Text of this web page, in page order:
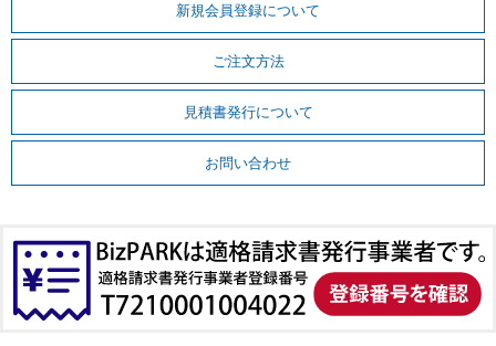
新規会員登録について
ご注文方法
見積書発行について
お問い合わせ